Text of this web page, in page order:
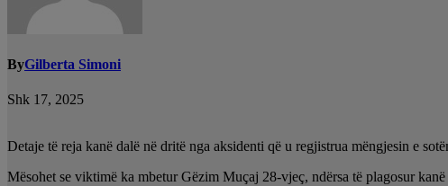
ByGilberta Simoni
Shk 17, 2025
Detaje të reja kanë dalë në dritë nga aksidenti që u regjistrua mëngjesin e
Mësohet se viktimë ka mbetur Gëzim Muçaj 28-vjeç, ndërsa të plagosur